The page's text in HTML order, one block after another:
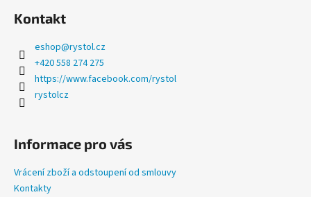
j
t
?
HLEDAT
Kontakt
eshop@rystol.cz
+420 558 274 275
https://www.facebook.com/rystol
rystolcz
Informace pro vás
Vrácení zboží a odstoupení od smlouvy
Kontakty